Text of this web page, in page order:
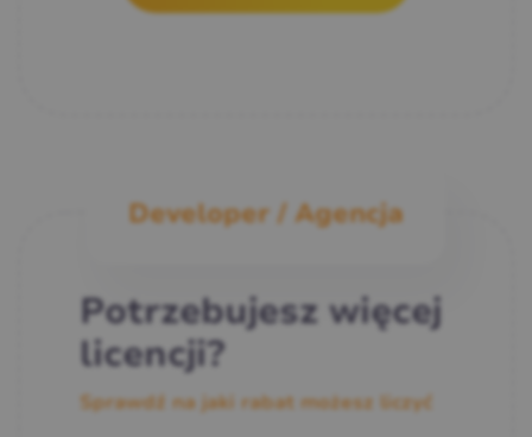
Developer / Agencja
Potrzebujesz więcej
licencji?
Sprawdź na jaki rabat możesz liczyć